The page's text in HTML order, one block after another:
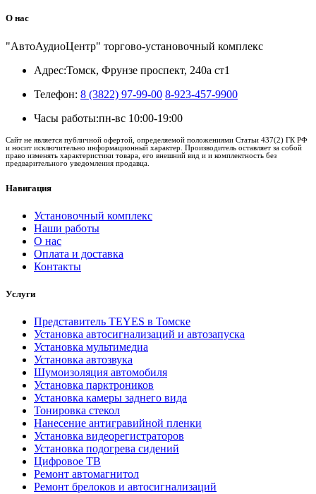
О нас
"АвтоАудиоЦентр" торгово-установочный комплекс
Адрес:Томск, Фрунзе проспект, 240а ст1
Телефон: 8 (3822) 97-99-00 8-923-457-9900
Часы работы:пн-вс 10:00-19:00
Сайт не является публичной офертой, определяемой положениями Статьи 437(2) ГК РФ
и носит исключительно информационный характер. Производитель оставляет за собой
право изменять характеристики товара, его внешний вид и и комплектность без
предварительного уведомления продавца.
Навигация
Установочный комплекс
Наши работы
О нас
Оплата и доставка
Контакты
Услуги
Представитель TEYES в Томске
Установка автосигнализаций и автозапуска
Установка мультимедиа
Установка автозвука
Шумоизоляция автомобиля
Установка парктроников
Установка камеры заднего вида
Тонировка стекол
Нанесение антигравийной пленки
Установка видеорегистраторов
Установка подогрева сидений
Цифровое ТВ
Ремонт автомагнитол
Ремонт брелоков и автосигнализаций